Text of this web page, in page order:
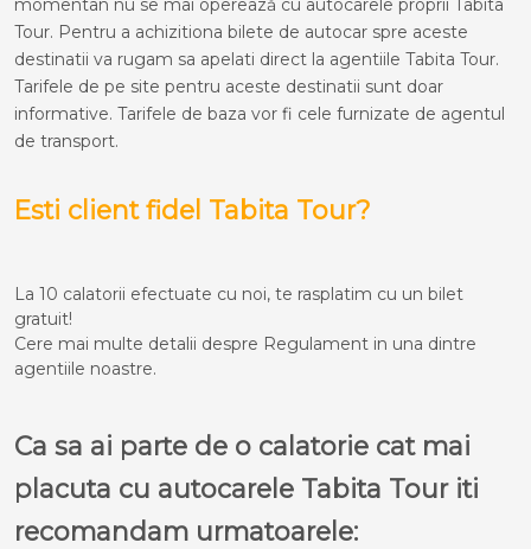
momentan nu se mai operează cu autocarele proprii Tabita
Tour. Pentru a achizitiona bilete de autocar spre aceste
destinatii va rugam sa apelati direct la agentiile Tabita Tour.
Tarifele de pe site pentru aceste destinatii sunt doar
informative. Tarifele de baza vor fi cele furnizate de agentul
de transport.
Esti client fidel Tabita Tour?
La 10 calatorii efectuate cu noi, te rasplatim cu un bilet
gratuit!
Cere mai multe detalii despre Regulament in una dintre
agentiile noastre.
Ca sa ai parte de o calatorie cat mai
placuta cu autocarele Tabita Tour iti
recomandam urmatoarele: